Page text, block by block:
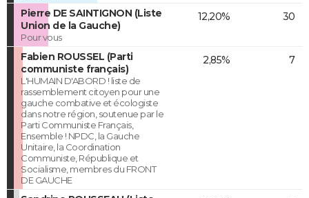
Pierre DE SAINTIGNON (Liste
Union de la Gauche)
Pour vous
12,20% 30
Fabien ROUSSEL (Parti
communiste français)
L'HUMAIN D'ABORD ! liste de
rassemblement citoyen pour une
gauche combative et écologiste
dans notre région, soutenue par le
Parti Communiste Français,
Ensemble ! NPDC, la Gauche
Unitaire, la Coordination
Communiste, République et
Socialisme, membres du FRONT
DE GAUCHE
2,85% 7